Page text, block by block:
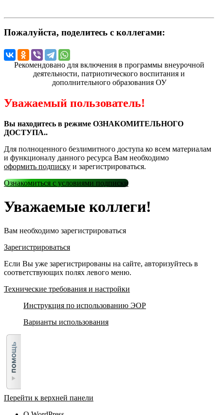
Пожалуйста, поделитесь с коллегами:
Рекомендовано для включения в программы внеурочной
деятельности, патриотического воспитания и
дополнительного образования ОУ
Уважаемый пользователь!
Вы находитесь в режиме ОЗНАКОМИТЕЛЬНОГО
ДОСТУПА..
Для полноценного безлимитного доступа ко всем материалам
и функционалу данного ресурса Вам необходимо
оформить подписку и зарегистрироваться.
Ознакомиться с условиями подписки
Уважаемые коллеги!
Вам необходимо зарегистрироваться
Зарегистрироваться
Если Вы уже зарегистрированы на сайте, авторизуйтесь в
соответствующих полях левого меню.
Технические требования и настройки
Инструкция по использованию ЭОР
Варианты использования
Перейти к верхней панели